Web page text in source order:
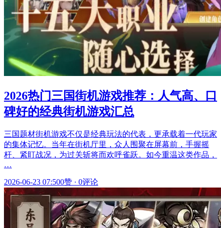
2026热门三国街机游戏推荐：人气高、口
碑好的经典街机游戏汇总
三国题材街机游戏不仅是经典玩法的代表，更承载着一代玩家
的集体记忆。当年在街机厅里，众人围聚在屏幕前，手握摇
杆、紧盯战况，为过关斩将而欢呼雀跃。如今重温这类作品，
…
2026-06-23 07:500赞 · 0评论